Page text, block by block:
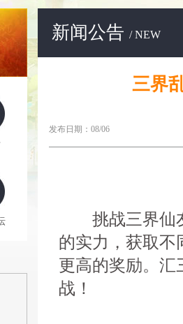
新闻公告 / NEW
三界
发布日期：08/06
挑战三界仙友
的实力，获取不
更高的奖励。汇
战！